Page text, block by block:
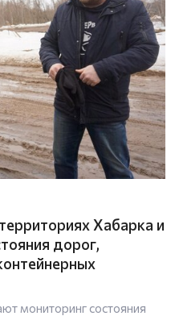
Хабарка и
дорог,
мониторинг состояния